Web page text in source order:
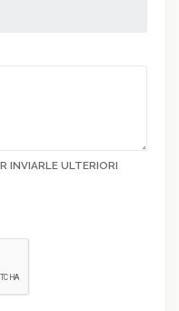
INVIARLE ULTERIORI